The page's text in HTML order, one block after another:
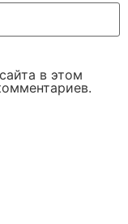
в этом